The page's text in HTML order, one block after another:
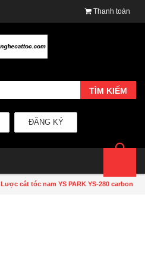
Thanh toán
TÌM KIẾM
ĐĂNG KÝ
Lược cắt tóc nam YS PARK YS-280 carbon